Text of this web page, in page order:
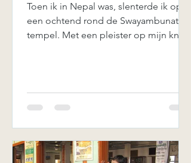
Toen ik in Nepal was, slenterde ik op
een ochtend rond de Swayambunath
tempel. Met een pleister op mijn knie.